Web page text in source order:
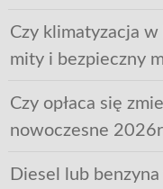
Czy klimatyzacja
mity i bezpieczny
Czy opłaca się
nowoczesne
Diesel lub